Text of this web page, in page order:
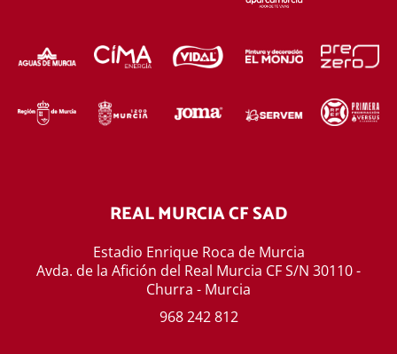
REAL MURCIA CF SAD
Estadio Enrique Roca de Murcia
Avda. de la Afición del Real Murcia CF S/N 30110 -
Churra - Murcia
968 242 812